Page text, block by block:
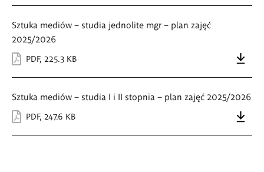
Sztuka mediów – studia jednolite mgr – plan zajęć
2025/2026
PDF, 225.3 KB
Sztuka mediów – studia I i II stopnia – plan zajęć 2025/2026
PDF, 247.6 KB